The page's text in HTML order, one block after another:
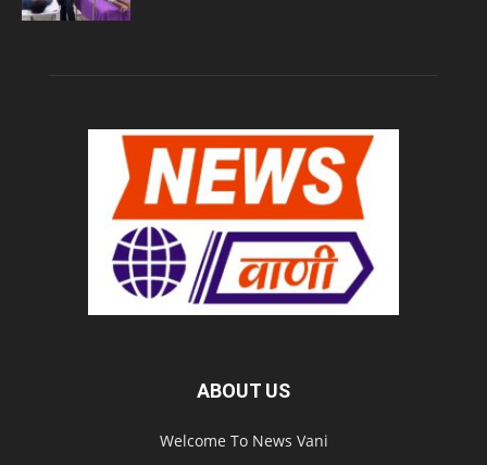
ABOUT US
Welcome To News Vani